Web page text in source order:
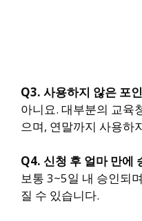
Q3. 사용하지 않은 포
아니요. 대부분의 교육
으며, 연말까지 사용하
Q4. 신청 후 얼마 만에
보통 3~5일 내 승인되
질 수 있습니다.